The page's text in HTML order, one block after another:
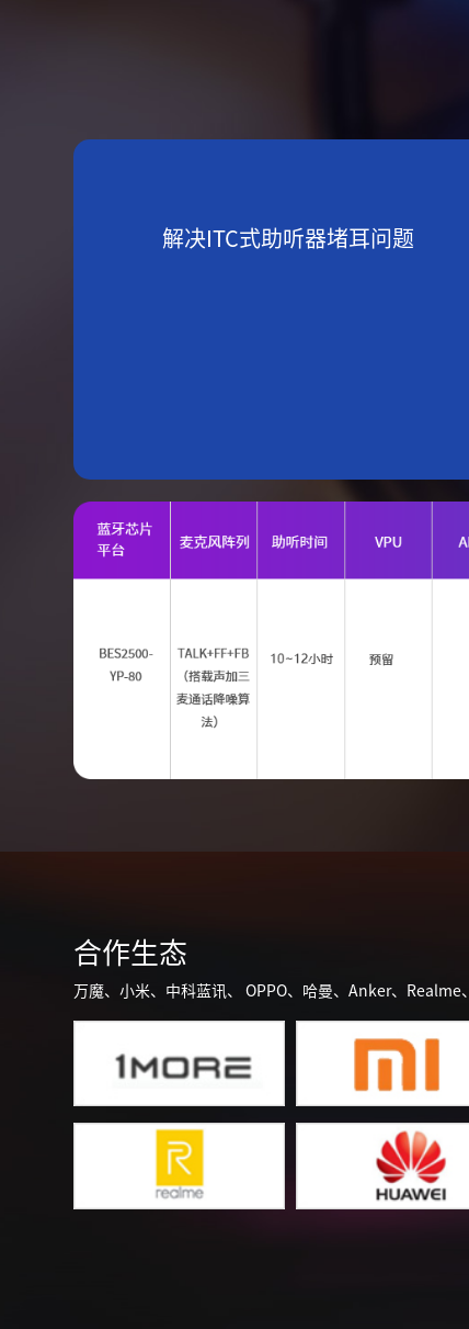
解决ITC式助听器堵耳问题
合作生态
万魔、小米、中科蓝讯、 OPPO、哈曼、Anker、